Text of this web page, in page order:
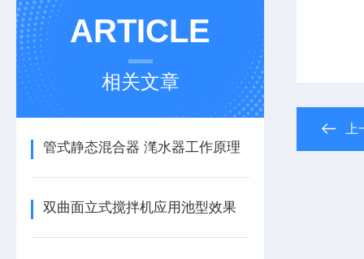
ARTICLE
相关文章
管式静态混合器 滗水器工作原理
双曲面立式搅拌机应用池型效果